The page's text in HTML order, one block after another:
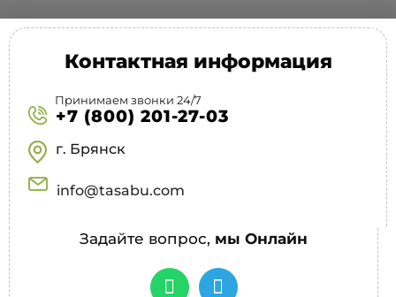
Контактная информация
Принимаем звонки 24/7
+7 (800) 201-27-03
г. Брянск
info@tasabu.com
Задайте вопрос, мы Онлайн